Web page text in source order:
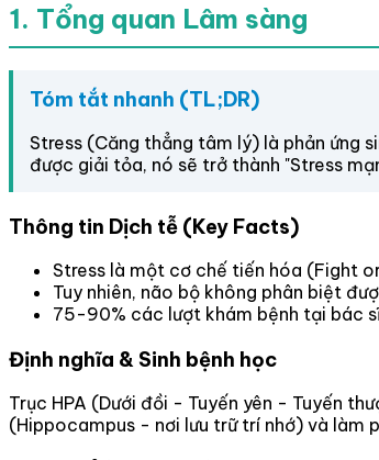
1. Tổng quan Lâm sàng
Tóm tắt nhanh (TL;DR)
Stress (Căng thẳng tâm lý) là phản ứng
được giải tỏa, nó sẽ trở thành "Stress
Thông tin Dịch tễ (Key Facts)
Stress là một cơ chế tiến hóa (Fight
Tuy nhiên, não bộ không phân biệt
75-90% các lượt khám bệnh tại bác
Định nghĩa & Sinh bệnh học
Trục HPA (Dưới đồi - Tuyến yên - Tuyến
(Hippocampus - nơi lưu trữ trí nhớ) và làm